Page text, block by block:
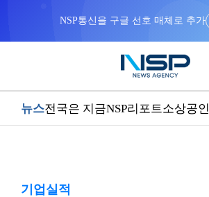
NSP통신을 구글 선호 매체로 추가
뉴스전국은 지금NSP리포트소상공인
기업실적